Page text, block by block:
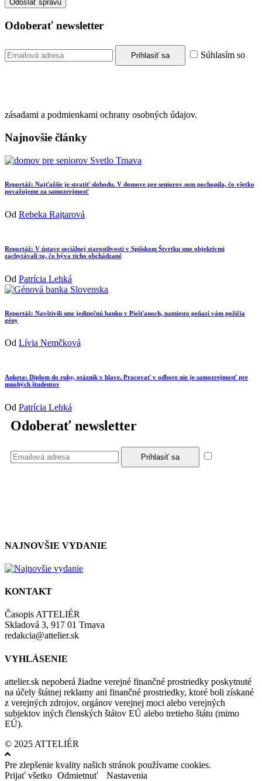
Odoberať newsletter
Súhlasím so
zásadami a podmienkami ochrany osobných údajov.
Najnovšie články
Reportáž: Najťažšie je stratiť slobodu. V domove pre seniorov som pochopila, čo všetko
považujeme za samozrejmosť
Od Rebeka Rajtarová
Reportáž: V ústave sociálnej starostlivosti v Spišskom Štvrtku sme objektívmi
zachytávali to, čo býva ticho obchádzané
Od Patrícia Lehká
Reportáž: Navštívili sme jedinečnú banku v Piešťanoch, namiesto peňazí vám požičia
gény
Od Lívia Nemčková
Anketa: Diplom do ruky, otáznik v hlave. Pracovať v odbore nie je samozrejmosť pre
mnohých študentov
Od Patrícia Lehká
Odoberať newsletter
NAJNOVŠIE VYDANIE
KONTAKT
Časopis ATTELIÉR
Skladová 3, 917 01 Trnava
redakcia@attelier.sk
VYHLÁSENIE
attelier.sk nepoberá žiadne verejné finančné prostriedky poskytnuté
na účely štátnej reklamy ani finančné prostriedky, ktoré boli získané
z verejných zdrojov, orgánov verejnej moci alebo verejných
subjektov iných členských štátov EÚ alebo tretieho štátu (mimo
EÚ).
© 2025 ATTELIÉR
Pre zlepšenie kvality našich stránok používame cookies.
Prijať všetko Odmietnuť Nastavenia